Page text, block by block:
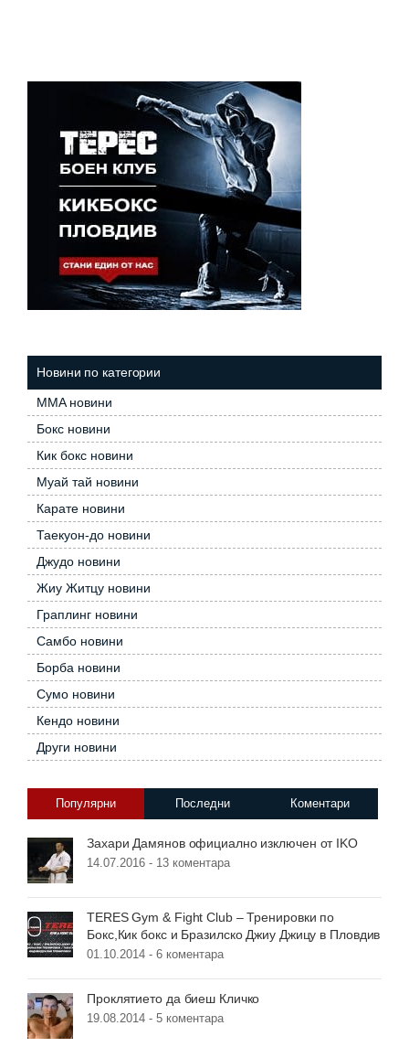
Новини по категории
MMA новини
Бокс новини
Кик бокс новини
Муай тай новини
Карате новини
Таекуон-до новини
Джудо новини
Жиу Житцу новини
Граплинг новини
Самбо новини
Борба новини
Сумо новини
Кендо новини
Други новини
Популярни Последни Коментари
Захари Дамянов официално изключен от IKO
14.07.2016 - 13 коментара
TERES Gym & Fight Club – Тренировки по
Бокс,Кик бокс и Бразилско Джиу Джицу в Пловдив
01.10.2014 - 6 коментара
Проклятието да биеш Кличко
19.08.2014 - 5 коментара